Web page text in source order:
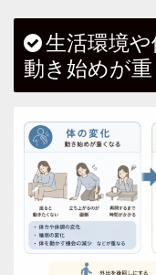
生活環境や
動き始めが